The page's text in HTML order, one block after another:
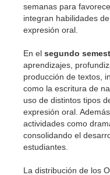
semanas para
integran habilidades
expresión oral.
En el segundo
aprendizajes,
producción de textos,
como la escritura de
uso de distintos tipos
expresión oral.
actividades como
consolidando el
estudiantes.
La distribución de los